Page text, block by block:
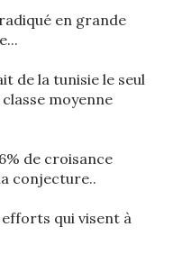
en grande
de la tunisie le seul
moyenne
de croisance
conjecture..
qui visent à